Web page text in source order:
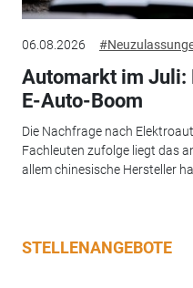
06.08.2026
Automarkt im Juli:
E-Auto-Boom
Die Nachfrage nach
Fachleuten zufolge liegt das
allem chinesische Hersteller
STELLENANGEBOTE